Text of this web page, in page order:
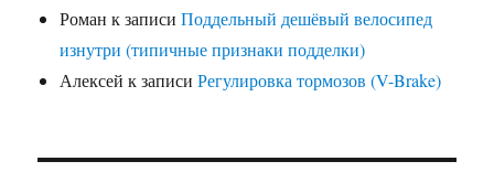
Роман к записиПоддельный дешёвый велосипед
изнутри (типичные признаки подделки)
Алексей к записиРегулировка тормозов (V-Brake)